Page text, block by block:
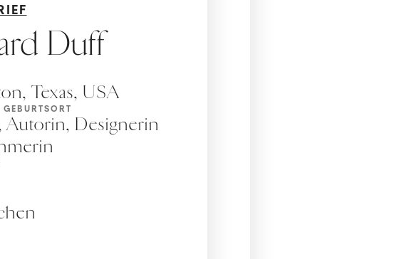
Duff
GEBURTSORT
Texas, USA
Autorin, Designerin